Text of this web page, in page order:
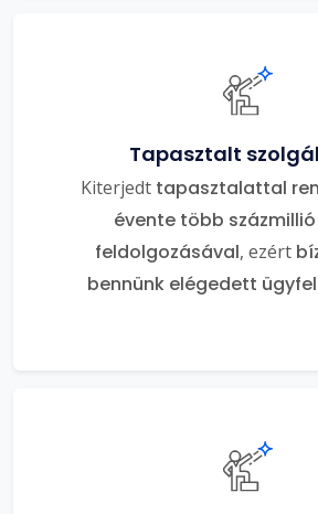
Tapasztalt
Kiterjedt tapasztalattal
évente több
feldolgozásával, ezért
bennünk elégedett